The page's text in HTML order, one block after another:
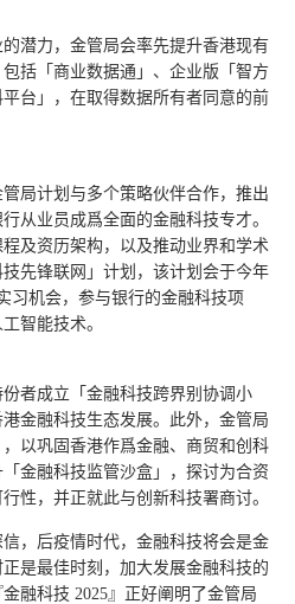
潜力，金管局会率先提升香港现有
括「商业数据通」、企业版「智方
台」，在取得数据所有者同意的前
局计划与多个策略伙伴合作，推出
从业员成爲全面的金融科技专才。
及资历架构，以及推动业界和学术
先锋联网」计划，该计划会于今年
习机会，参与银行的金融科技项
智能技术。
者成立「金融科技跨界别协调小
金融科技生态发展。此外，金管局
以巩固香港作爲金融、商贸和创科
金融科技监管沙盒」，探讨为合资
性，并正就此与创新科技署商讨。
，后疫情时代，金融科技将会是金
是最佳时刻，加大发展金融科技的
融科技 2025』正好阐明了金管局